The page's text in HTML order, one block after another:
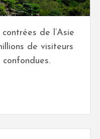
de l’Asie
de visiteurs